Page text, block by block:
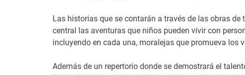
Las historias que se contarán a través de las obras
central las aventuras que niños pueden vivir con
incluyendo en cada una, moralejas que promueva los
Además de un repertorio donde se demostrará el